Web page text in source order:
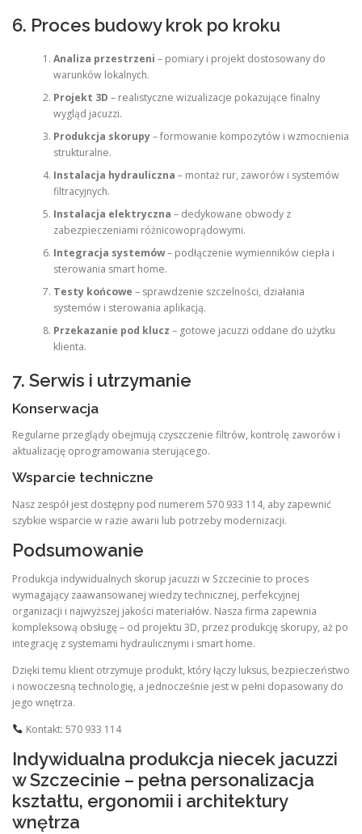
6. Proces budowy krok po kroku
Analiza przestrzeni – pomiary i projekt dostosowany do
warunków lokalnych.
Projekt 3D – realistyczne wizualizacje pokazujące finalny
wygląd jacuzzi.
Produkcja skorupy– formowanie kompozytów i wzmocnienia
strukturalne.
Instalacja hydrauliczna – montaż rur, zaworów i systemów
filtracyjnych.
Instalacja elektryczna – dedykowane obwody z
zabezpieczeniami różnicowoprądowymi.
Integracja systemów– podłączenie wymienników ciepła i
sterowania smart home.
Testy końcowe – sprawdzenie szczelności, działania
systemów i sterowania aplikacją.
Przekazanie pod klucz – gotowe jacuzzi oddane do użytku
klienta.
7. Serwis i utrzymanie
Konserwacja
Regularne przeglądy obejmują czyszczenie filtrów, kontrolę zaworów i
aktualizację oprogramowania sterującego.
Wsparcie techniczne
Nasz zespół jest dostępny pod numerem 570 933 114, aby zapewnić
szybkie wsparcie w razie awarii lub potrzeby modernizacji.
Podsumowanie
Produkcja indywidualnych skorup jacuzzi w Szczecinie to proces
wymagający zaawansowanej wiedzy technicznej, perfekcyjnej
organizacji i najwyższej jakości materiałów. Nasza firma zapewnia
kompleksową obsługę – od projektu 3D, przez produkcję skorupy, aż po
integrację z systemami hydraulicznymi i smart home.
Dzięki temu klient otrzymuje produkt, który łączy luksus, bezpieczeństwo
i nowoczesną technologię, a jednocześnie jest w pełni dopasowany do
jego wnętrza.
Kontakt: 570 933 114
Indywidualna produkcja niecek jacuzzi
w Szczecinie – pełna personalizacja
kształtu, ergonomii i architektury
wnętrza